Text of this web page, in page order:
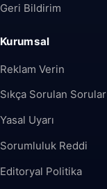
Geri Bildirim
Kurumsal
Reklam Verin
Sıkça Sorulan Sorular
Yasal Uyarı
Sorumluluk Reddi
Editoryal Politika